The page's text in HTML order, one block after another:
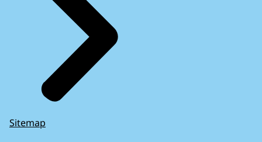
Sitemap